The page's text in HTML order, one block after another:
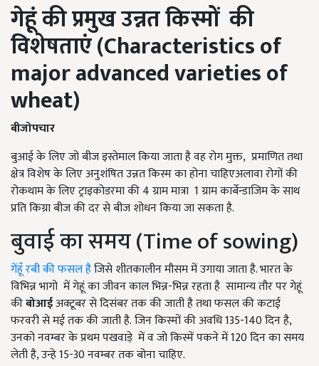
गेहूं की प्रमुख उन्नत किस्मों की
विशेषताएं (Characteristics of
major advanced varieties of
wheat)
बीजोपचार
बुआई के लिए जो बीज इस्तेमाल किया जाता है वह रोग मुक्त, प्रमाणित तथा
क्षेत्र विशेष के लिए अनुशंषित उन्नत किस्म का होना चाहिएअलावा रोगों की
रोकथाम के लिए ट्राइकोडरमा की 4 ग्राम मात्रा 1 ग्राम कार्बेन्डाजिम के साथ
प्रति किग्रा बीज की दर से बीज शोधन किया जा सकता है.
बुवाई का समय (Time of sowing)
गेंहूँ रबी की फसल हैजिसे शीतकालीन मौसम में उगाया जाता है. भारत के
विभिन्न भागो में गेहूं का जीवन काल भिन्न-भिन्न रहता है सामान्य तौर पर गेहूं
कीबोआईअक्टूबर से दिसंबर तक की जाती है तथा फसल की कटाई
फरवरी से मई तक की जाती है. जिन किस्मों की अवधि 135-140 दिन है,
उनको नवम्बर के प्रथम पखवाड़े में व जो किस्में पकने में 120 दिन का समय
लेती है, उन्हे 15-30 नवम्बर तक बोना चाहिए.